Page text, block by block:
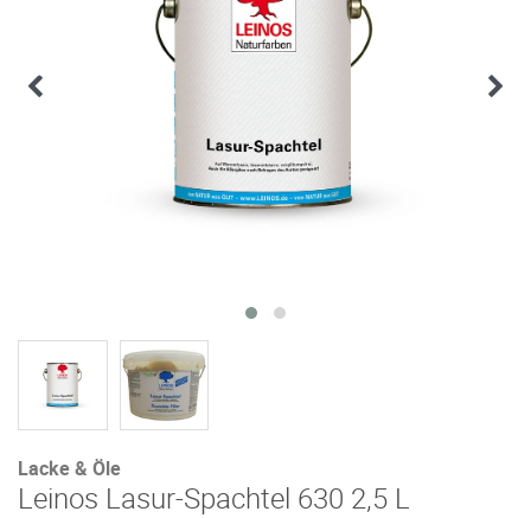
Lacke & Öle
Leinos Lasur-Spachtel 630 2,5 L